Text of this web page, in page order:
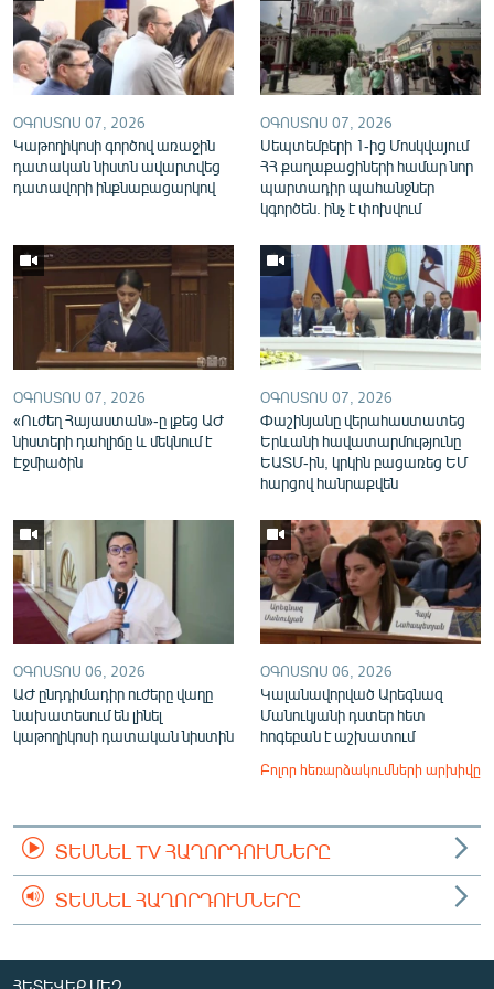
English
Русский
ՀԵՏԵՎԵՔ ՄԵԶ
«Ազատության» բոլոր կայքերը
ՕԳՈՍՏՈՍ 07, 2026
Կաթողիկոսի գործով առաջին
դատական նիստն ավարտվեց
դատավորի ինքնաբացարկով
ՕԳՈՍՏՈՍ 07, 2026
Սեպտեմբերի 1-ից Մոսկվայում
ՀՀ քաղաքացիների համար նոր
պարտադիր պահանջներ
կգործեն. ինչ է փոխվում
ՕԳՈՍՏՈՍ 07, 2026
«Ուժեղ Հայաստան»-ը լքեց ԱԺ
նիստերի դահլիճը և մեկնում է
Էջմիածին
ՕԳՈՍՏՈՍ 07, 2026
Փաշինյանը վերահաստատեց
Երևանի հավատարմությունը
ԵԱՏՄ-ին, կրկին բացառեց ԵՄ
հարցով հանրաքվեն
ՕԳՈՍՏՈՍ 06, 2026
ԱԺ ընդդիմադիր ուժերը վաղը
նախատեսում են լինել
կաթողիկոսի դատական նիստին
ՕԳՈՍՏՈՍ 06, 2026
Կալանավորված Արեգնազ
Մանուկյանի դստեր հետ
հոգեբան է աշխատում
Բոլոր հեռարձակումների արխիվը
ՏԵՍՆԵԼ TV ՀԱՂՈՐԴՈՒՄՆԵՐԸ
ՏԵՍՆԵԼ ՀԱՂՈՐԴՈՒՄՆԵՐԸ
ՀԵՏԵՎԵՔ ՄԵԶ